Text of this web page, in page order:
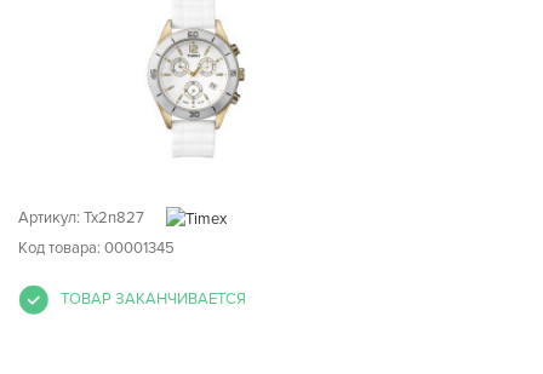
Артикул: Tx2n827
Код товара: 00001345
ТОВАР ЗАКАНЧИВАЕТСЯ